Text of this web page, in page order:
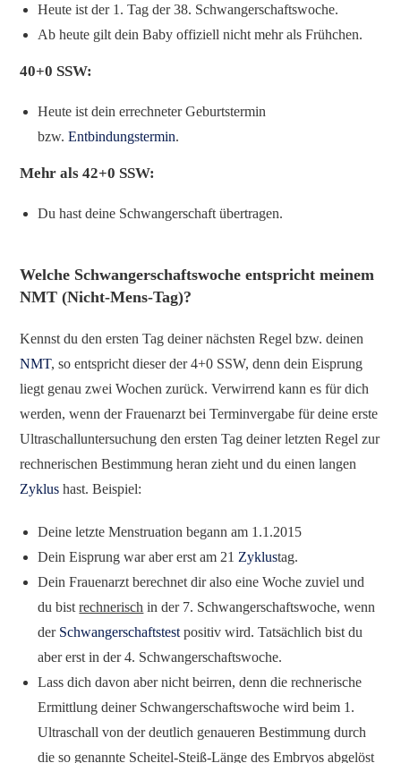
Heute ist der 1. Tag der 38. Schwangerschaftswoche.
Ab heute gilt dein Baby offiziell nicht mehr als Frühchen.
40+0 SSW:
Heute ist dein errechneter Geburtstermin
bzw.Entbindungstermin.
Mehr als 42+0 SSW:
Du hast deine Schwangerschaft übertragen.
Welche Schwangerschaftswoche entspricht meinem
NMT (Nicht-Mens-Tag)?
Kennst du den ersten Tag deiner nächsten Regel bzw. deinen
NMT, so entspricht dieser der 4+0 SSW, denn dein Eisprung
liegt genau zwei Wochen zurück. Verwirrend kann es für dich
werden, wenn der Frauenarzt bei Terminvergabe für deine erste
Ultraschalluntersuchung den ersten Tag deiner letzten Regel zur
rechnerischen Bestimmung heran zieht und du einen langen
Zyklus hast. Beispiel:
Deine letzte Menstruation begann am 1.1.2015
Dein Eisprung war aber erst am 21 Zyklustag.
Dein Frauenarzt berechnet dir also eine Woche zuviel und
du bistrechnerisch in der 7. Schwangerschaftswoche, wenn
der Schwangerschaftstest positiv wird. Tatsächlich bist du
aber erst in der 4. Schwangerschaftswoche.
Lass dich davon aber nicht beirren, denn die rechnerische
Ermittlung deiner Schwangerschaftswoche wird beim 1.
Ultraschall von der deutlich genaueren Bestimmung durch
die so genannte Scheitel-Steiß-Länge des Embryos abgelöst